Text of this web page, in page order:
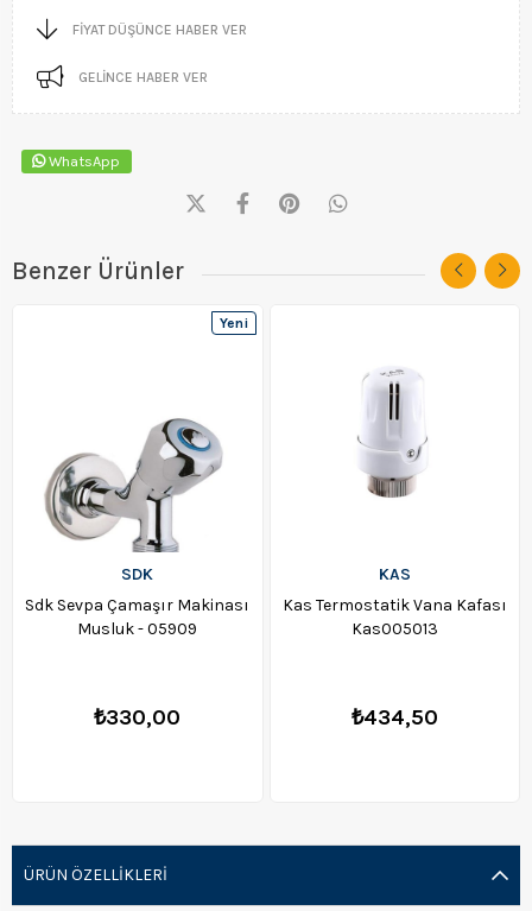
FIYAT DÜŞÜNCE HABER VER
GELINCE HABER VER
WhatsApp
Benzer Ürünler
SDK
Sdk Sevpa Çamaşır Makinası
Musluk - 05909
₺330,00
Yeni
KAS
Kas Termostatik Vana Kafası
Kas005013
₺434,50
ÜRÜN ÖZELLIKLERI